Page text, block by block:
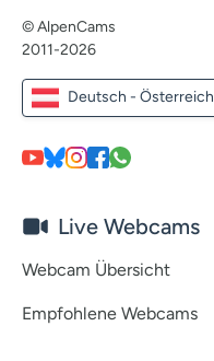
© AlpenCams
2011-2026
Deutsch - Österreich
Live Webcams
Webcam Übersicht
Empfohlene Webcams